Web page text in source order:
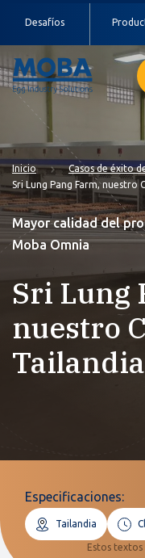
Desafíos
Inicio
Casos de éxito
Sri Lung Pang Farm, nuestro
Mayor calidad del
Moba Omnia
Sri Lung
nuestro
Tailandia
Especificaciones:
Tailandia
Estos